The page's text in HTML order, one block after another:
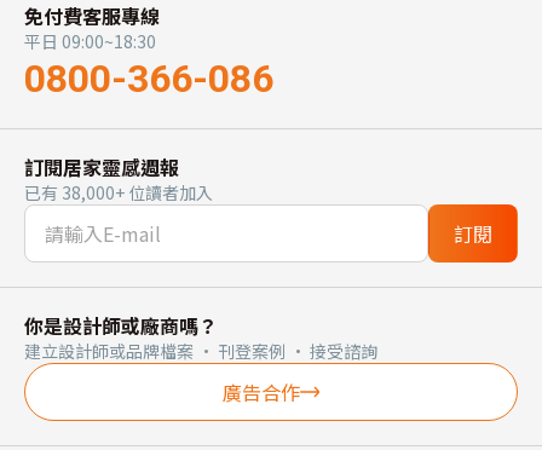
免付費客服專線
平日 09:00~18:30
0800-366-086
訂閱居家靈感週報
已有 38,000+ 位讀者加入
訂閱
你是設計師或廠商嗎？
建立設計師或品牌檔案 · 刊登案例 · 接受諮詢
廣告合作